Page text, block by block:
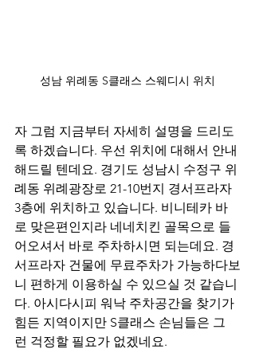
성남 위례동 S클래스 스웨디시 위치
자 그럼 지금부터 자세히 설명을 드리도
록 하겠습니다. 우선 위치에 대해서 안내
해드릴 텐데요. 경기도 성남시 수정구 위
례동 위례광장로 21-10번지 경서프라자
3층에 위치하고 있습니다. 비니테카 바
로 맞은편인지라 네네치킨 골목으로 들
어오셔서 바로 주차하시면 되는데요. 경
서프라자 건물에 무료주차가 가능하다보
니 편하게 이용하실 수 있으실 것 같습니
다. 아시다시피 워낙 주차공간을 찾기가
힘든 지역이지만 S클래스 손님들은 그
런 걱정할 필요가 없겠네요.